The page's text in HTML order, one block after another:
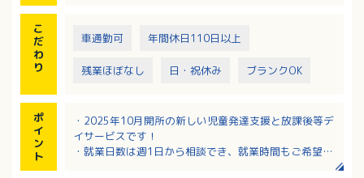
こ
だ
わ
り
車通勤可 年間休日110日以上
残業ほぼなし 日・祝休み ブランクOK
ポ
イ
ン
ト
・2025年10月開所の新しい児童発達支援と放課後等デ
イサービスです！
・就業日数は週1日から相談でき、就業時間もご希望に